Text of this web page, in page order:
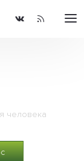
человека